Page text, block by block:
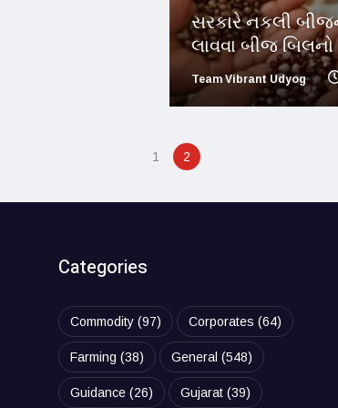
સરકારે નકલી
લાવવા બીજ બિલનો
Team Vibrant Udyog
1 2
Categories
Commodity(97) Corporates (64)
Farming (38) General (548)
Guidance(26) Gujarat(39)